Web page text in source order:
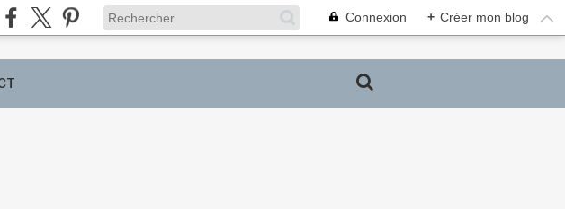
Connexion + Créer mon blog